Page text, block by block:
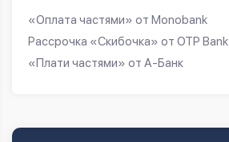
«Оплата частями» от Monobank
Рассрочка «Скибочка» от OTP Bank
«Плати частями» от А-Банк